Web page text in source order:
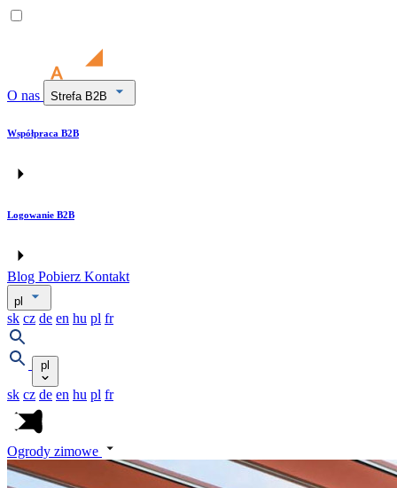
O nas Strefa B2B
Współpraca B2B
Logowanie B2B
Blog Pobierz Kontakt
pl
sk cz de en hu pl fr
pl
sk cz de en hu pl fr
Ogrody zimowe